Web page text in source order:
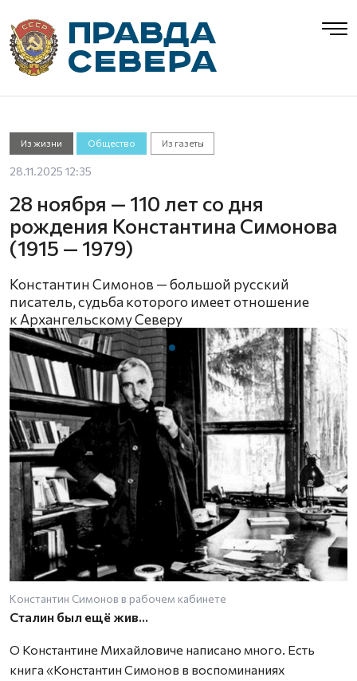
Из жизни Общество Из газеты
28.11.2025 12:35
28 ноября — 110 лет со дня
рождения Константина Симонова
(1915 — 1979)
Константин Симонов — большой русский
писатель, судьба которого имеет отношение
к Архангельскому Северу
Константин Симонов в рабочем кабинете
Сталин был ещё жив…
О Константине Михайловиче написано много. Есть
книга «Константин Симонов в воспоминаниях